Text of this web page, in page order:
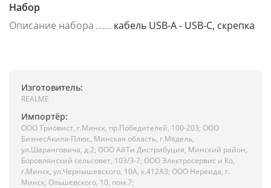
Набор
Описание набора
кабель USB-A - USB-C, скрепка
Изготовитель:
REALME
Импортёр:
ООО Триовист, г.Минск, пр.Победителей, 100-203; ООО
БизнесАкила-Плюс, Минская область, г.Мядель,
ул.Шаранговича, д.2; ООО АйТи Дистрибуция, Минский район,
Боровлянский сельсовет, 103/3-7; ООО Электросервис и Ко,
г.Минск, ул.Чернышевского, 10А, к.412АЗ; ООО Нереида, г.
Минск, Ольшевского, 10, пом.7;